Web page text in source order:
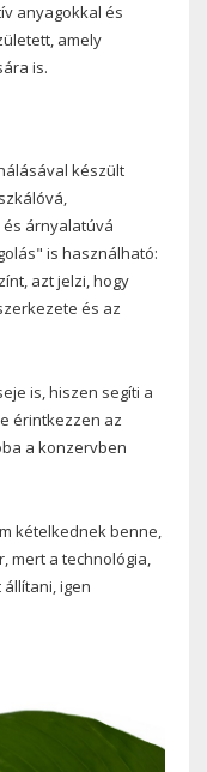
anyagokkal és
amely
is.
készült
árnyalatúvá
is használható:
azt jelzi, hogy
és az
is, hiszen segíti a
érintkezzen az
a konzervben
kételkednek benne,
mert a technológia,
igen